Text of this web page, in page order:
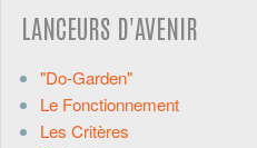
LANCEURS D'AVENIR
"Do-Garden"
Le Fonctionnement
Les Critères